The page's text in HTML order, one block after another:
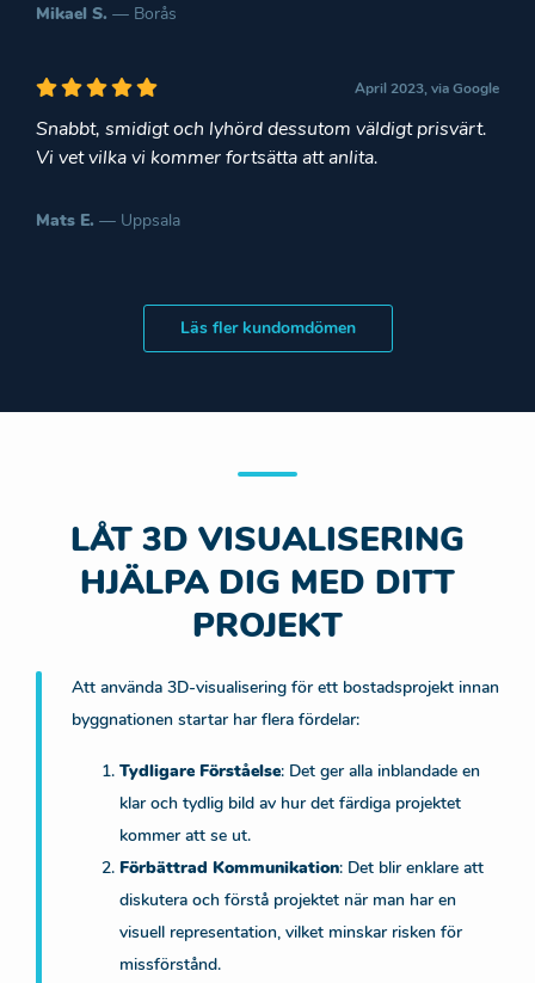
Mikael S. — Borås
April 2023, via Google
Snabbt, smidigt och lyhörd dessutom väldigt prisvärt.
Vi vet vilka vi kommer fortsätta att anlita.
Mats E. — Uppsala
Läs fler kundomdömen
LÅT 3D VISUALISERING
HJÄLPA DIG MED DITT
PROJEKT
Att använda 3D-visualisering för ett bostadsprojekt innan
byggnationen startar har flera fördelar:
Tydligare Förståelse: Det ger alla inblandade en
klar och tydlig bild av hur det färdiga projektet
kommer att se ut.
Förbättrad Kommunikation: Det blir enklare att
diskutera och förstå projektet när man har en
visuell representation, vilket minskar risken för
missförstånd.